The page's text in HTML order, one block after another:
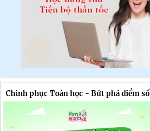
Chinh phục Toán học - Bứt phá điểm số